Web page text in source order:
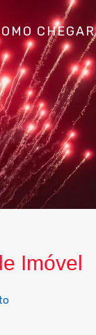
CHEGAR
Imóvel